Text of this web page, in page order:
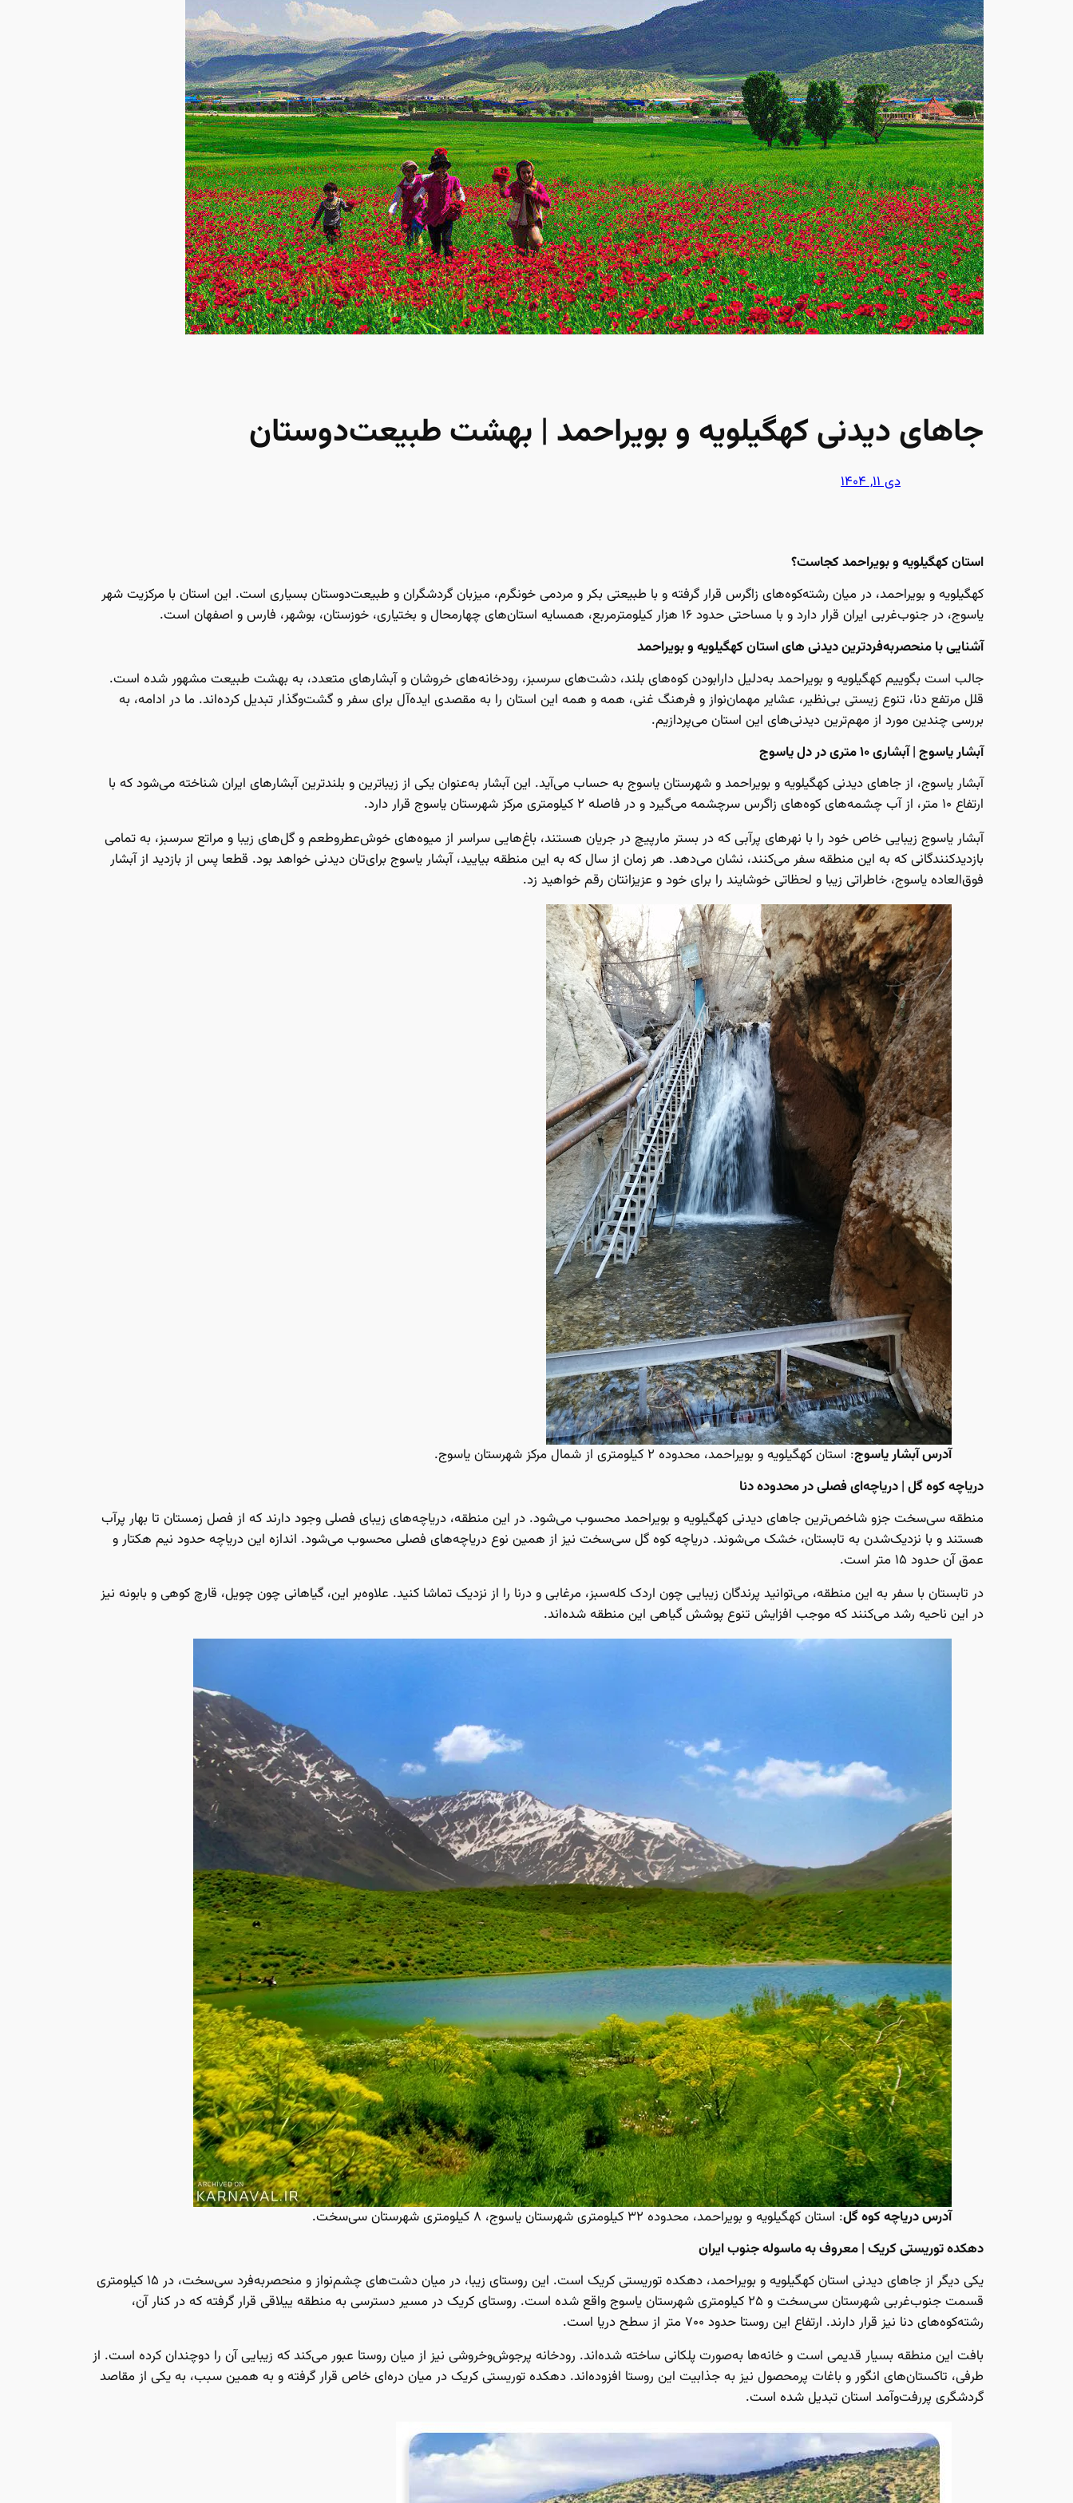
جاهای دیدنی کهگیلویه و بویراحمد | بهشت طبیعت‌دوستان
دی ۱۱, ۱۴۰۴
استان کهگیلویه و بویراحمد کجاست؟
کهگیلویه و بویراحمد، در میان رشته‌کوه‌های زاگرس قرار گرفته و با طبیعتی بکر و مردمی خونگرم، میزبان گردشگران و طبیعت‌دوستان بسیاری است. این استان با مرکزیت شهر
یاسوج، در جنوب‌غربی ایران قرار دارد و با مساحتی حدود ۱۶ هزار کیلومترمربع، همسایه استان‌های چهارمحال و بختیاری، خوزستان، بوشهر، فارس و اصفهان است.
آشنایی با منحصربه‌فردترین دیدنی های استان کهگیلویه و بویراحمد
جالب است بگوییم کهگیلویه و بویراحمد به‌دلیل دارابودن کوه‌های بلند، دشت‌های سرسبز، رودخانه‌های خروشان و آبشارهای متعدد، به بهشت طبیعت مشهور شده است.
قلل مرتفع دنا، تنوع زیستی بی‌نظیر، عشایر مهمان‌نواز و فرهنگ غنی، همه و همه این استان را به مقصدی ایده‌آل برای سفر و گشت‌و‌گذار تبدیل کرده‌اند. ما در ادامه، به
بررسی چندین مورد از مهم‌ترین دیدنی‌های این استان می‌پردازیم.
آبشار یاسوج | آبشاری ۱۰ متری در دل یاسوج
آبشار یاسوج، از جاهای دیدنی کهگیلویه و بویراحمد و شهرستان یاسوج به حساب می‌آید. این آبشار به‌عنوان یکی از زیباترین و بلندترین آبشارهای ایران شناخته می‌شود که با
ارتفاع ۱۰ متر، از آب چشمه‌های کوه‌های زاگرس سرچشمه می‌گیرد و در فاصله ۲ کیلومتری مرکز شهرستان یاسوج قرار دارد.
آبشار یاسوج زیبایی خاص خود را با نهرهای پر‌آبی که در بستر مارپیچ در جریان هستند، باغ‌هایی سراسر از میوه‌های خوش‌عطر‌و‌طعم و گل‌های زیبا و مراتع سرسبز، به‌ تمامی
بازدید‌کنندگانی که به این منطقه سفر می‌کنند، نشان می‌دهد. هر زمان از سال که به این منطقه بیایید، آبشار یاسوج برای‌تان دیدنی خواهد بود. قطعا پس از بازدید از آبشار
فوق‌العاده یاسوج، خاطراتی زیبا و لحظاتی خوشایند را برای خود و عزیزانتان رقم خواهید زد.
آدرس آبشار یاسوج: استان کهگیلویه و بویراحمد، محدوده ۲ کیلومتری از شمال مرکز شهرستان یاسوج.
دریاچه کوه گل | دریاچه‌ای فصلی در محدوده دنا
منطقه سی‌سخت جزو شاخص‌ترین جاهای دیدنی کهگیلویه و بویراحمد محسوب می‌شود. در این منطقه، دریاچه‌های زیبای فصلی وجود دارند که از فصل زمستان تا بهار پر‌آب
هستند و با نزدیک‌شدن به تابستان، خشک می‌شوند. دریاچه کوه گل سی‌سخت نیز از همین نوع دریاچه‌های فصلی محسوب می‌شود. اندازه این دریاچه حدود نیم هکتار و
عمق آن حدود ۱۵ متر است.
در تابستان با سفر به این منطقه، می‌توانید پرندگان زیبایی چون اردک کله‌سبز، مرغابی و درنا را از نزدیک تماشا کنید. علاوه‌بر این، گیاهانی چون چویل، قارچ کوهی و بابونه نیز
در این ناحیه رشد می‌کنند که موجب افزایش تنوع پوشش گیاهی این منطقه شده‌اند.
آدرس دریاچه کوه گل: استان کهگیلویه و بویراحمد، محدوده ۳۲ کیلومتری شهرستان یاسوج، ۸ کیلومتری شهرستان سی‌سخت.
دهکده توریستی کریک | معروف به ماسوله جنوب ایران
یکی دیگر از جاهای دیدنی استان کهگیلویه و بویراحمد، دهکده توریستی کریک است. این روستای زیبا، در میان دشت‌های چشم‌نواز و منحصربه‌فرد سی‌سخت، در ۱۵ کیلومتری
قسمت جنوب‌غربی شهرستان سی‌سخت و ۲۵ کیلومتری شهرستان یاسوج واقع شده است. روستای کریک در مسیر دسترسی به منطقه‌ ییلاقی قرار گرفته که در کنار آن،
رشته‌‌کوه‌های دنا نیز قرار دارند. ارتفاع این روستا حدود ۷۰۰ متر از سطح دریا است.
بافت این منطقه بسیار قدیمی است و خانه‌ها به‌صورت پلکانی ساخته شده‌اند. رودخانه‌ پر‌جوش‌و‌خروشی نیز از میان روستا عبور می‌کند که زیبایی آن را دو‌چندان کرده است. از
طرفی، تاکستان‌های انگور و باغات پر‌محصول نیز به جذابیت این روستا افزوده‌اند. دهکده توریستی کریک در میان دره‌ای خاص قرار گرفته و به همین سبب، به یکی از مقاصد
گردشگری پر‌رفت‌و‌آمد استان تبدیل شده است.